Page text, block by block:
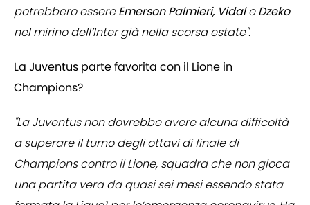
potrebbero essereEmerson Palmieri, VidaleDzeko
nel mirino dell’Inter già nella scorsa estate".
La Juventus parte favorita con il Lione in
Champions?
"La Juventus non dovrebbe avere alcuna difficoltà
a superare il turno degli ottavi di finale di
Champions contro il Lione, squadra che non gioca
una partita vera da quasi sei mesi essendo stata